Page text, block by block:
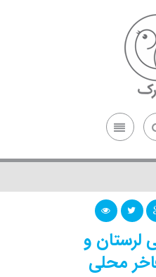
لرستان و
محلی